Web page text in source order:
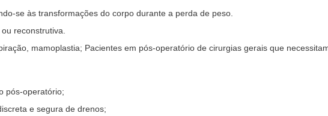
se às transformações do corpo durante a perda de peso.
reconstrutiva.
mamoplastia; Pacientes em pós-operatório de cirurgias gerais que
pós-operatório;
e segura de drenos;